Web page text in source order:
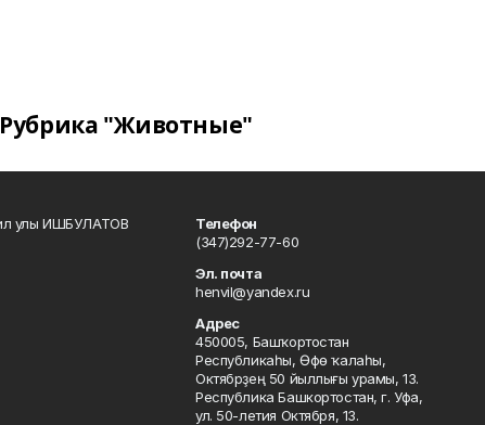
Рубрика "Животные"
улы ИШБУЛАТОВ
Телефон
(347)292-77-60
Эл. почта
henvil@yandex.ru
Адрес
450005, Башҡортостан
Республикаһы, Өфө ҡалаһы,
Октябрҙең 50 йыллығы урамы, 13.
Республика Башкортостан, г. Уфа,
ул. 50-летия Октября, 13.